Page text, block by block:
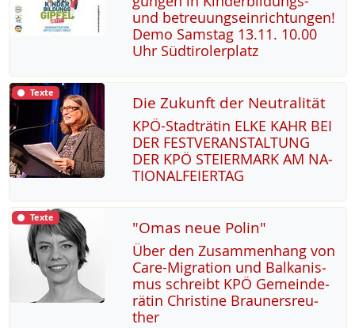
und be­t­reu­ung­s­ein­rich­tun­gen!
De­mo Sams­tag 13.11. 10.00
Uhr Süd­t­i­ro­ler­platz
Texte Die Zukunft der Neutralität
KPÖ-Stadträ­tin EL­KE KAHR BEI
DER FEST­VER­AN­STAL­TUNG
DER KPÖ STEI­ER­MARK AM NA­
TIO­NAL­FEI­ER­TAG
Texte "Omas neue Polin"
Über den Zu­sam­men­hang von
Ca­re-Mi­g­ra­ti­on und Bal­ka­nis­
mus sch­reibt KPÖ Ge­mein­de­
rä­tin Chris­ti­ne Brau­n­ers­reu­
ther